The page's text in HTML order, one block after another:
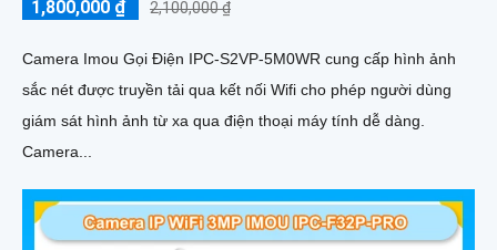
1,800,000 ₫ 2,100,000 ₫
Camera Imou Gọi Điện IPC-S2VP-5M0WR cung cấp hình ảnh
sắc nét được truyền tải qua kết nối Wifi cho phép người dùng
giám sát hình ảnh từ xa qua điện thoại máy tính dễ dàng.
Camera...